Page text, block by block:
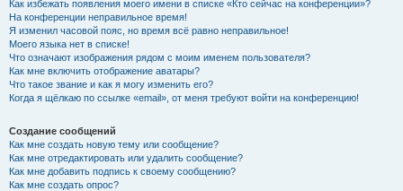
Как избежать появления моего имени в списке «Кто сейчас на конференции»?
На конференции неправильное время!
Я изменил часовой пояс, но время всё равно неправильное!
Моего языка нет в списке!
Что означают изображения рядом с моим именем пользователя?
Как мне включить отображение аватары?
Что такое звание и как я могу изменить его?
Когда я щёлкаю по ссылке «email», от меня требуют войти на конференцию!
Создание сообщений
Как мне создать новую тему или сообщение?
Как мне отредактировать или удалить сообщение?
Как мне добавить подпись к своему сообщению?
Как мне создать опрос?